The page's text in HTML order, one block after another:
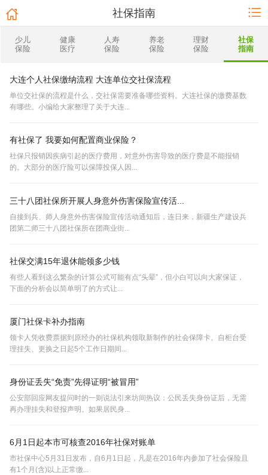
社保指南
少儿
保险
健康
医疗
人寿
保险
养老
保险
理财
保险
社保
指南
大连个人社保缴纳流程 大连单位交社保流程
单位交社保的流程是什么，交社保需要准备哪些资料。大连社保的缴费基数
有哪些。小编给大家整理了关于大连...
有社保了 我要如何配置商业保险？
社保只报销因疾病引起的医疗费用，对意外伤害导致的医疗费是不能报销
的。大部分的医疗险可以保障投保人因...
三十八团社保所开展人身意外伤害保险宣传活...
自接到兵、师人身意外伤害保险宣传活动通知后，连日来，新疆生产建设兵
团第二师三十八团社保所在团商业街...
社保交满15年退休能领多少钱
有些人看到这么繁杂的计算公式可能有点“头晕”，但小白可以向大家保证，
下面的分析会以简单明了的方式让...
厦门社保卡补办指南
领卡人凭收费票据到原经办的社保机构领取新制作的社会保障卡。自柜台受
理挂失、更换之日起5个工作日期间...
身份证丢失“免责”先得证明“被冒用”
公安部回应网友提问时的一则说法引来坊间热议：公民丢失身份证后，无需
再办理挂失和登报声明。如果居民身...
6月1日起本市可核查2016年社保对账单
市社保中心5月31日发布，自6月1日起，凡是在2016年内参加了社会保险且
有1个月(含)以上正常缴...